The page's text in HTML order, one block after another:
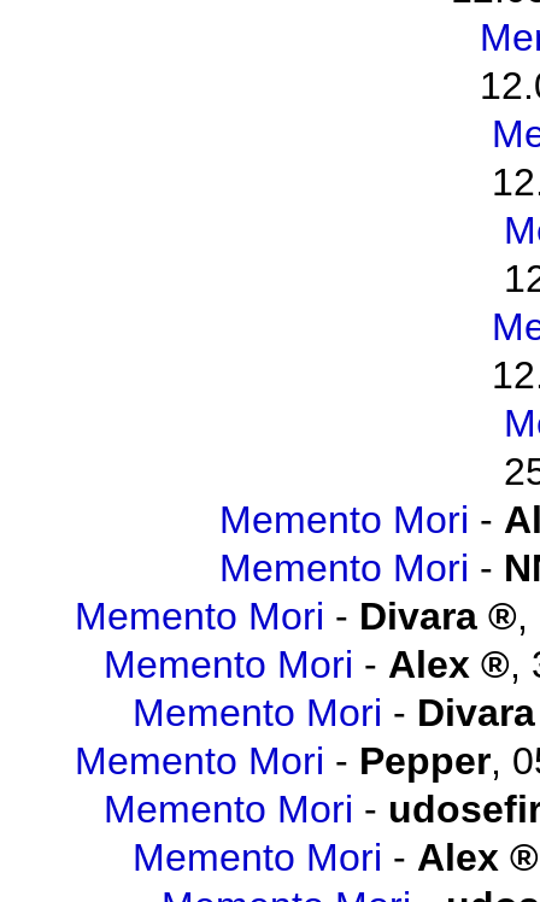
Memento Mori -
Memento Mori -
Memento Mori - Divara ,
Memento Mori - Alex ,
Memento Mori - Divara
Memento Mori - Pepper,
Memento Mori -
Memento Mori - Alex